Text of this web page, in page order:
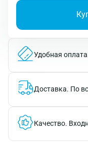
Удобная
Доставка. По
Качество.